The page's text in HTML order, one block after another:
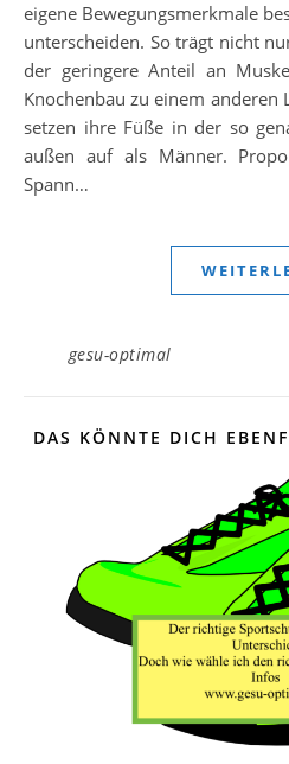
eigene Bewegungsmerkmale
unterscheiden. So trägt nicht
der geringere Anteil an
Knochenbau zu einem anderen
setzen ihre Füße in der so
außen auf als Männer.
Spann…
gesu-optimal
DAS KÖNNTE DICH